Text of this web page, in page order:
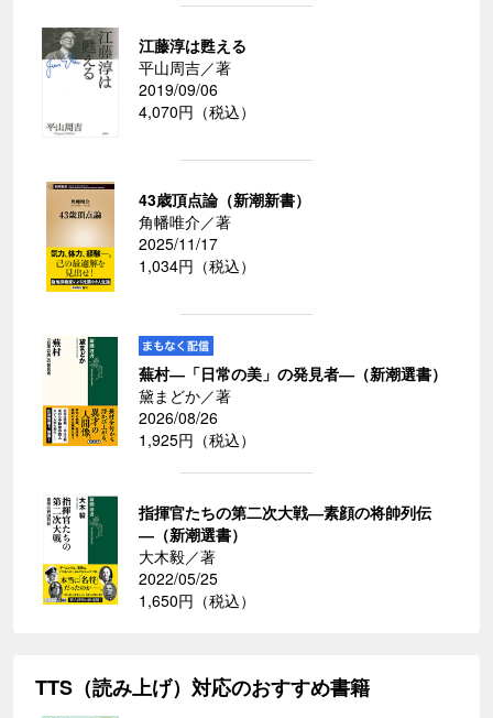
江藤淳は甦える
平山周吉／著
2019/09/06
4,070円（税込）
43歳頂点論（新潮新書）
角幡唯介／著
2025/11/17
1,034円（税込）
蕪村―「日常の美」の発見者―（新潮選書）
黛まどか／著
2026/08/26
1,925円（税込）
指揮官たちの第二次大戦―素顔の将帥列伝
―（新潮選書）
大木毅／著
2022/05/25
1,650円（税込）
TTS（読み上げ）対応のおすすめ書籍